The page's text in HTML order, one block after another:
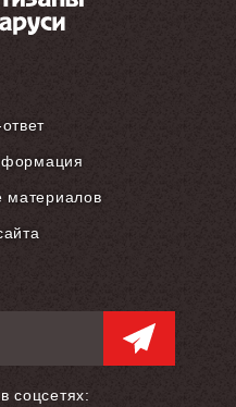
материалов
соцсетях: